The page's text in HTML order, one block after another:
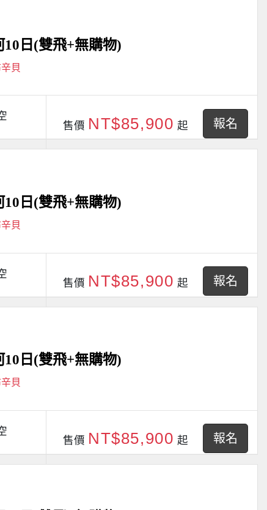
10日(雙飛+無購物)
貝
售價 NT$85,900 起 報名
10日(雙飛+無購物)
貝
售價 NT$85,900 起 報名
10日(雙飛+無購物)
貝
售價 NT$85,900 起 報名